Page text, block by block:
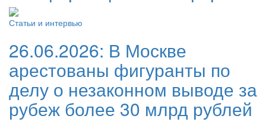
Статьи и интервью
26.06.2026: В Москве
арестованы фигуранты по
делу о незаконном выводе за
рубеж более 30 млрд рублей